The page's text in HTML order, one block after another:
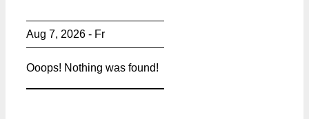
Aug 7, 2026 - Fr
Ooops! Nothing was found!